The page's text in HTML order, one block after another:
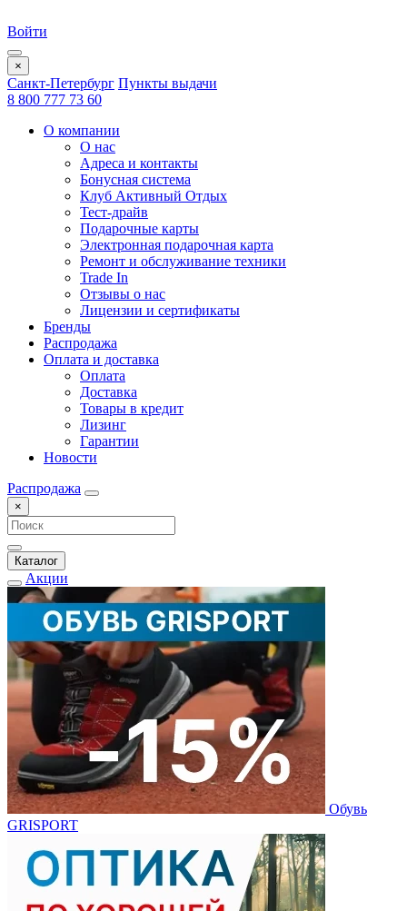
Войти
×
Санкт-Петербург Пункты выдачи
8 800 777 73 60
О компании
О нас
Адреса и контакты
Бонусная система
Клуб Активный Отдых
Тест-драйв
Подарочные карты
Электронная подарочная карта
Ремонт и обслуживание техники
Trade In
Отзывы о нас
Лицензии и сертификаты
Бренды
Распродажа
Оплата и доставка
Оплата
Доставка
Товары в кредит
Лизинг
Гарантии
Новости
Распродажа
×
Каталог
Акции
Обувь
GRISPORT